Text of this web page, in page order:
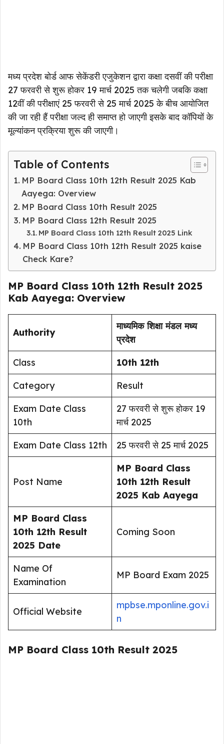
मध्य प्रदेश बोर्ड आफ सेकेंडरी एजुकेशन द्वारा कक्षा दसवीं की परीक्षा
27 फरवरी से शुरू होकर 19 मार्च 2025 तक चलेगी जबकि कक्षा
12वीं की परीक्षाएं 25 फरवरी से 25 मार्च 2025 के बीच आयोजित
की जा रही हैं परीक्षा जल्द ही समाप्त हो जाएगी इसके बाद कॉपियों के
मूल्यांकन प्रक्रिया शुरू की जाएगी।
Table of Contents
MP Board Class 10th 12th Result 2025 Kab
Aayega: Overview
MP Board Class 10th Result 2025
MP Board Class 12th Result 2025
MP Board Class 10th 12th Result 2025 Link
MP Board Class 10th 12th Result 2025 kaise
Check Kare?
MP Board Class 10th 12th Result 2025
Kab Aayega: Overview
Authority
माध्यमिक शिक्षा मंडल मध्य
प्रदेश
Class
10th 12th
Category
Result
Exam Date Class
10th
27 फरवरी से शुरू होकर 19
मार्च 2025
Exam Date Class 12th
25 फरवरी से 25 मार्च 2025
Post Name
MP Board Class
10th 12th Result
2025 Kab Aayega
MP Board Class
10th 12th Result
2025 Date
Coming Soon
Name Of
Examination
MP Board Exam 2025
Official Website
mpbse.mponline.gov.i
n
MP Board Class 10th Result 2025